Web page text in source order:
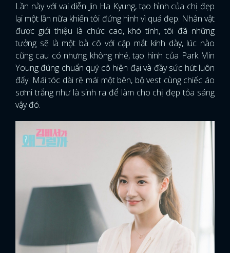
Lần này với vai diễn Jin Ha Kyung, tạo hình của chị đẹp
lại một lần nữa khiến tôi đứng hình vì quá đẹp. Nhân vật
được giới thiệu là chức cao, khó tính, tôi đã những
tưởng sẽ là một bà cô với cặp mắt kính dày, lúc nào
cũng cau có nhưng không nhé, tạo hình của Park Min
Young đúng chuẩn quý cô hiện đại và đầy sức hút luôn
đấy. Mái tóc dài rẽ mái một bên, bộ vest cùng chiếc áo
sơmi trắng như là sinh ra để làm cho chị đẹp tỏa sáng
vậy đó.